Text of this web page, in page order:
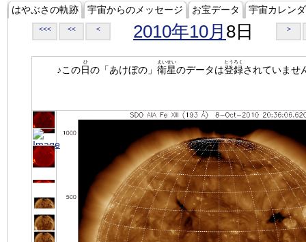
はやぶさの軌跡 宇宙からのメッセージ お宝データ 宇宙カレン
<<< << < 2010年10月 8日 >
♪この日
ひ
の「あけぼの」 衛星
えいせい
のデータは登録
とうろく
されていませ